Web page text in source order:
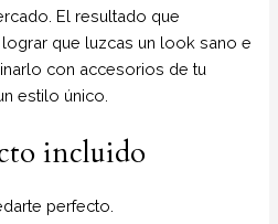
El resultado que
que luzcas un look sano e
con accesorios de tu
estilo único.
incluido
perfecto.